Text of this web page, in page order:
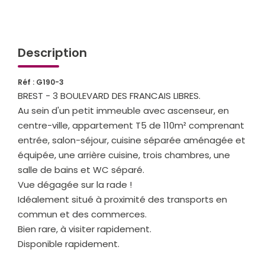
Description
Réf : G190-3
BREST - 3 BOULEVARD DES FRANCAIS LIBRES.
Au sein d'un petit immeuble avec ascenseur, en
centre-ville, appartement T5 de 110m² comprenant
entrée, salon-séjour, cuisine séparée aménagée et
équipée, une arrière cuisine, trois chambres, une
salle de bains et WC séparé.
Vue dégagée sur la rade !
Idéalement situé à proximité des transports en
commun et des commerces.
Bien rare, à visiter rapidement.
Disponible rapidement.